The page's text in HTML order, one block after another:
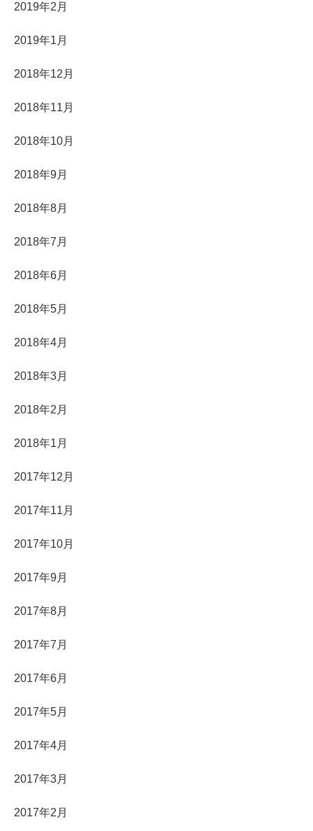
2019年2月
2019年1月
2018年12月
2018年11月
2018年10月
2018年9月
2018年8月
2018年7月
2018年6月
2018年5月
2018年4月
2018年3月
2018年2月
2018年1月
2017年12月
2017年11月
2017年10月
2017年9月
2017年8月
2017年7月
2017年6月
2017年5月
2017年4月
2017年3月
2017年2月